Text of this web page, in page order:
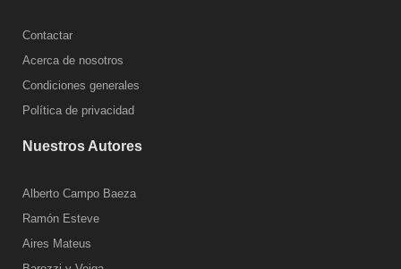
Contactar
Acerca de nosotros
Condiciones generales
Política de privacidad
Nuestros Autores
Alberto Campo Baeza
Ramón Esteve
Aires Mateus